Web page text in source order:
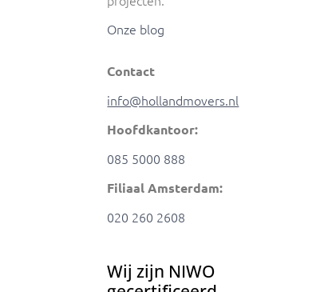
Onze blog
Contact
info@hollandmovers.nl
Hoofdkantoor:
085 5000 888
Filiaal Amsterdam:
020 260 2608
Wij zijn NIWO